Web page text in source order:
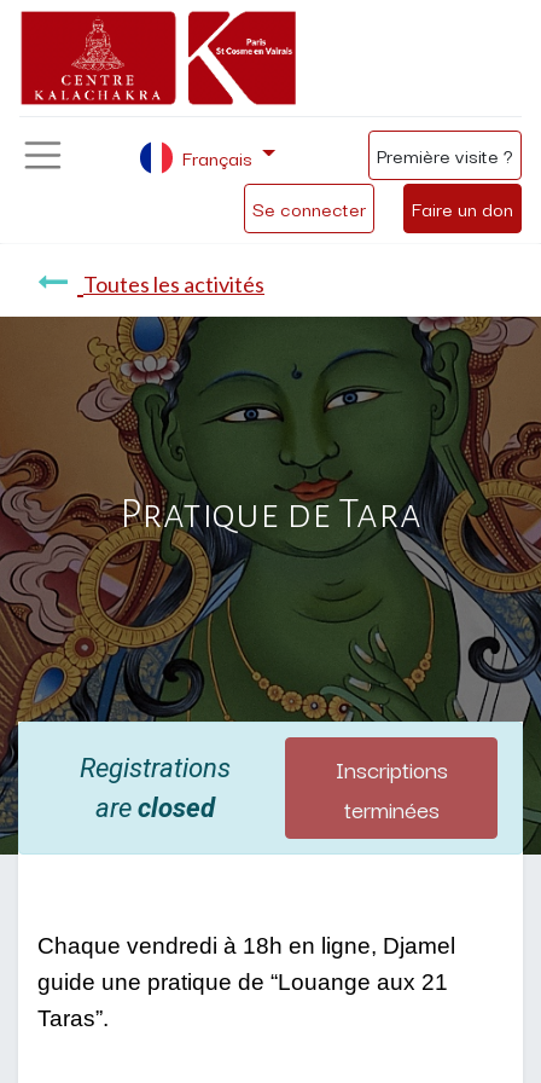
Se connecter Faire un don
Français Première visite ?
Toutes les activités
Pratique de Tara
Registrations
areclosed
Inscriptions
terminées
Chaque vendredi à 18h en ligne, Djamel
guide une pratique de “Louange aux 21
Taras”.